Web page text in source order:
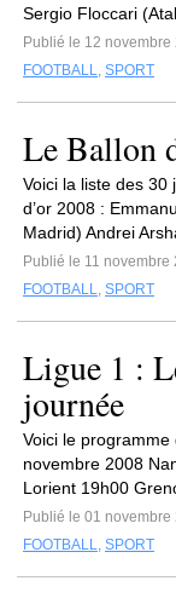
Sergio Floccari
Publié le 12 novembre
FOOTBALL, SPORT
Le Ballon
Voici la liste des 30
d’or 2008 :
Madrid) Andrei
Publié le 11 novembre
FOOTBALL, SPORT
Ligue 1 :
journée
Voici le
novembre 2008
Lorient 19h00
Publié le 01 novembre
FOOTBALL, SPORT